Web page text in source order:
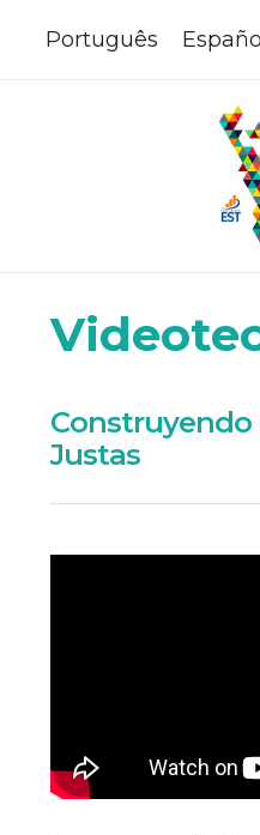
Português Español
Justas